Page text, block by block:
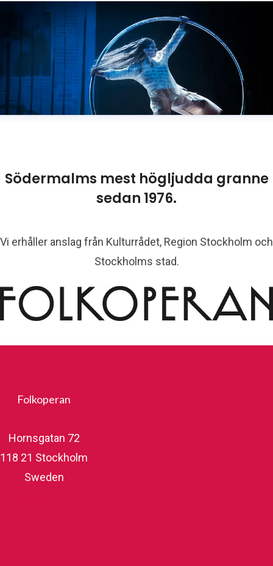
Södermalms mest högljudda granne
sedan 1976.
Vi erhåller anslag från Kulturrådet, Region Stockholm och
Stockholms stad.
Folkoperan
Hornsgatan 72
118 21 Stockholm
Sweden